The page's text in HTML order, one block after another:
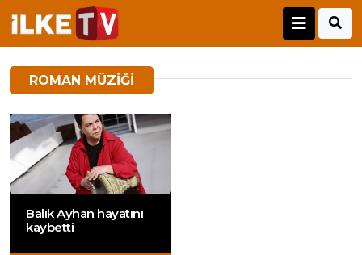
ROMAN MÜZIĞI
Balık Ayhan hayatını
kaybetti